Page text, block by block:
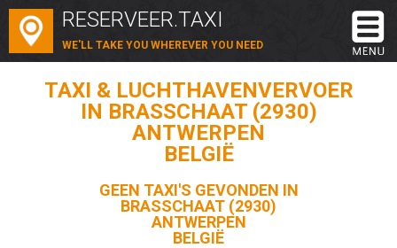
RESERVEER.TAXI
WE'LL TAKE YOU WHEREVER YOU NEED
TAXI & LUCHTHAVENVERVOER
IN BRASSCHAAT (2930)
ANTWERPEN
BELGIË
GEEN TAXI'S GEVONDEN IN
BRASSCHAAT (2930)
ANTWERPEN
BELGIË